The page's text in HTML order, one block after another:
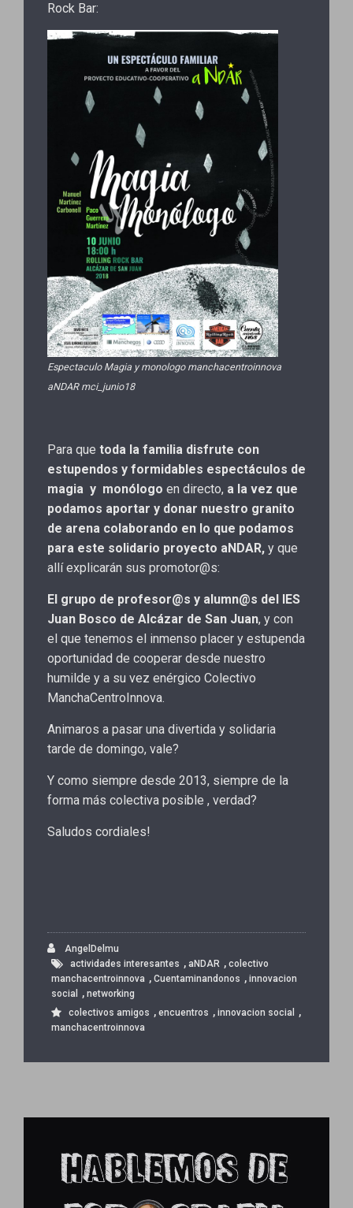
Rock Bar:
Espectaculo Magia y monologo manchacentroinnova
aNDAR mci_junio18
Para que toda la familia disfrute con
estupendos y formidables espectáculos de
magia y monólogo en directo, a la vez que
podamos aportar y donar nuestro granito
de arena colaborando en lo que podamos
para este solidario proyecto aNDAR, y que
allí explicarán sus promotor@s:
El grupo de profesor@s y alumn@s del IES
Juan Bosco de Alcázar de San Juan, y con
el que tenemos el inmenso placer y estupenda
oportunidad de cooperar desde nuestro
humilde y a su vez enérgico Colectivo
ManchaCentroInnova.
Animaros a pasar una divertida y solidaria
tarde de domingo, vale?
Y como siempre desde 2013, siempre de la
forma más colectiva posible , verdad?
Saludos cordiales!
AngelDelmu
actividades interesantes , aNDAR , colectivo
manchacentroinnova , Cuentaminandonos , innovacion
social
, networking
colectivos amigos , encuentros , innovacion social ,
manchacentroinnova